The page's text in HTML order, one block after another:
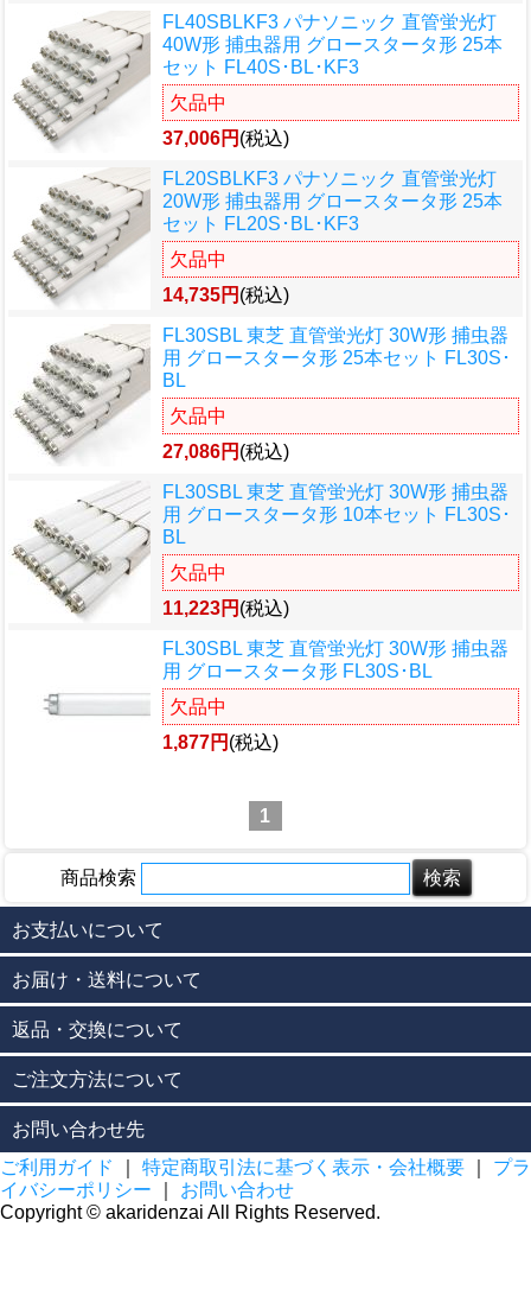
FL40SBLKF3 パナソニック 直管蛍光灯
40W形 捕虫器用 グロースタータ形 25本
セット FL40S･BL･KF3
欠品中
37,006円 (税込)
FL20SBLKF3 パナソニック 直管蛍光灯
20W形 捕虫器用 グロースタータ形 25本
セット FL20S･BL･KF3
欠品中
14,735円 (税込)
FL30SBL 東芝 直管蛍光灯 30W形 捕虫器
用 グロースタータ形 25本セット FL30S･
BL
欠品中
27,086円 (税込)
FL30SBL 東芝 直管蛍光灯 30W形 捕虫器
用 グロースタータ形 10本セット FL30S･
BL
欠品中
11,223円 (税込)
FL30SBL 東芝 直管蛍光灯 30W形 捕虫器
用 グロースタータ形 FL30S･BL
欠品中
1,877円 (税込)
1
商品検索
お支払いについて
お届け・送料について
返品・交換について
ご注文方法について
お問い合わせ先
ご利用ガイド
特定商取引法に基づく表示・会社概要
プラ
イバシーポリシー
お問い合わせ
Copyright © akaridenzai All Rights Reserved.